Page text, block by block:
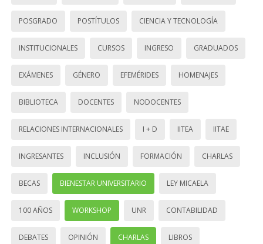
POSGRADO POSTÍTULOS CIENCIA Y TECNOLOGÍA
INSTITUCIONALES CURSOS INGRESO GRADUADOS
EXÁMENES GÉNERO EFEMÉRIDES HOMENAJES
BIBLIOTECA DOCENTES NODOCENTES
RELACIONES INTERNACIONALES I + D IITEA IITAE
INGRESANTES INCLUSIÓN FORMACIÓN CHARLAS
BECAS BIENESTAR UNIVERSITARIO LEY MICAELA
100 AÑOS WORKSHOP UNR CONTABILIDAD
DEBATES OPINIÓN CHARLAS LIBROS